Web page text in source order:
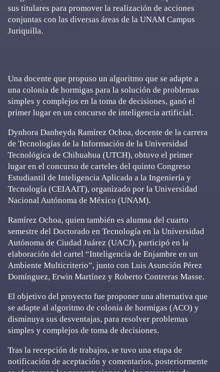
sus titulares para promover la realización de acciones
conjuntas con las diversas áreas de la UNAM Campus
Juriquilla.
Una docente que propuso un algoritmo que se adapte a
una colonia de hormigas para la solución de problemas
simples y complejos en la toma de decisiones, ganó el
primer lugar en un concurso de inteligencia artificial.
Dynhora Danheyda Ramírez Ochoa, docente de la carrera
de Tecnologías de la Información de la Universidad
Tecnológica de Chihuahua (UTCH), obtuvo el primer
lugar en el concurso de carteles del quinto Congreso
Estudiantil de Inteligencia Aplicada a la Ingeniería y
Tecnología (CEIAAIT), organizado por la Universidad
Nacional Autónoma de México (UNAM).
Ramírez Ochoa, quien también es alumna del cuarto
semestre del Doctorado en Tecnología en la Universidad
Autónoma de Ciudad Juárez (UACJ), participó en la
elaboración del cartel “Inteligencia de Enjambre en un
Ambiente Multicriterio”, junto con Luis Asunción Pérez
Domínguez, Erwin Martínez y Roberto Contreras Masse.
El objetivo del proyecto fue proponer una alternativa que
se adapte al algoritmo de colonia de hormigas (ACO) y
disminuya sus desventajas, para resolver problemas
simples y complejos de toma de decisiones.
Tras la recepción de trabajos, se tuvo una etapa de
notificación de aceptación y comentarios, posteriormente